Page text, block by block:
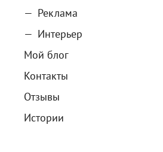
Реклама
Интерьер
Мой блог
Контакты
Отзывы
Истории